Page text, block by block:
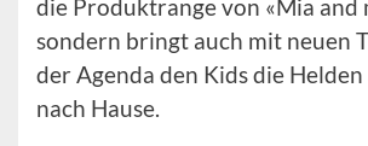
die Produktrange von «Mia and
sondern bringt auch mit neuen
der Agenda den Kids die Helden
nach Hause.